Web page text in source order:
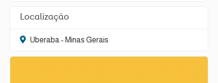
Localização
Uberaba - Minas Gerais